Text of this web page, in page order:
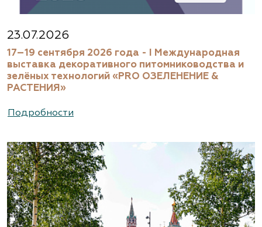
23.07.2026
17–19 сентября 2026 года - I Международная
выставка декоративного питомниководства и
зелёных технологий «PRO ОЗЕЛЕНЕНИЕ &
РАСТЕНИЯ»
Подробности